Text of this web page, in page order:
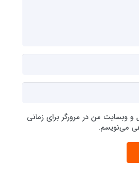
و وبسایت من در مرورگر برای زمانی
می‌نویسم.